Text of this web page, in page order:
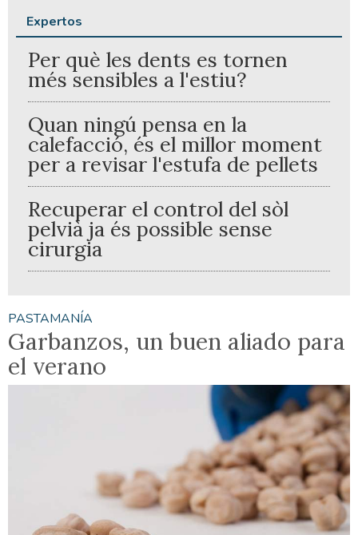
Expertos
Per què les dents es tornen
més sensibles a l'estiu?
Quan ningú pensa en la
calefacció, és el millor moment
per a revisar l'estufa de pellets
Recuperar el control del sòl
pelvià ja és possible sense
cirurgia
PASTAMANÍA
Garbanzos, un buen aliado para
el verano